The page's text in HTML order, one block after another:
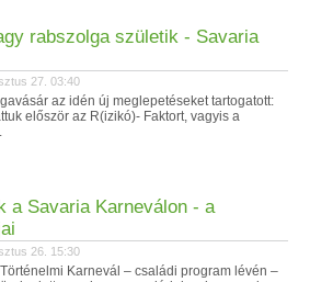
rabszolga születik - Savaria
27. 03:40
az idén új meglepetéseket tartogatott:
először az R(izikó)- Faktort, vagyis a
a Savaria Karneválon - a
26. 15:30
Karnevál – családi program lévén –